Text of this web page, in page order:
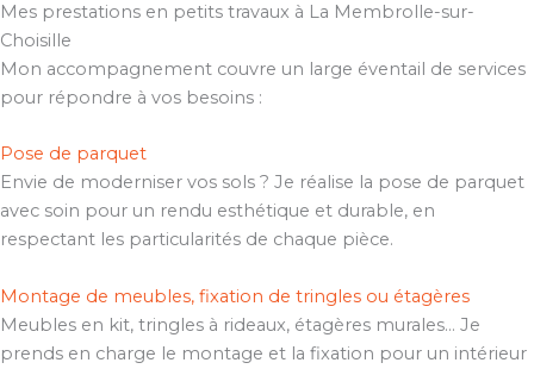
Mes prestations en petits travaux à La Membrolle-sur-
Choisille
Mon accompagnement couvre un large éventail de services
pour répondre à vos besoins :
Pose de parquet
Envie de moderniser vos sols ? Je réalise la pose de parquet
avec soin pour un rendu esthétique et durable, en
respectant les particularités de chaque pièce.
Montage de meubles, fixation de tringles ou étagères
Meubles en kit, tringles à rideaux, étagères murales… Je
prends en charge le montage et la fixation pour un intérieur